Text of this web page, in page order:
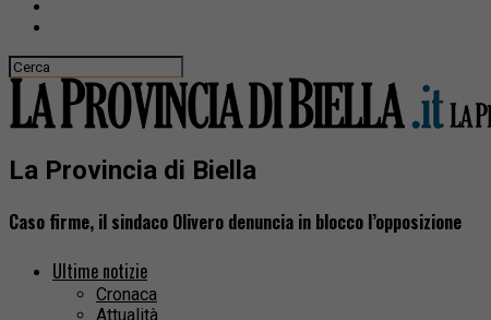
La Provincia di Biella
Caso firme, il sindaco Olivero denuncia in blocco l’opposizione
Ultime notizie
Cronaca
Attualità